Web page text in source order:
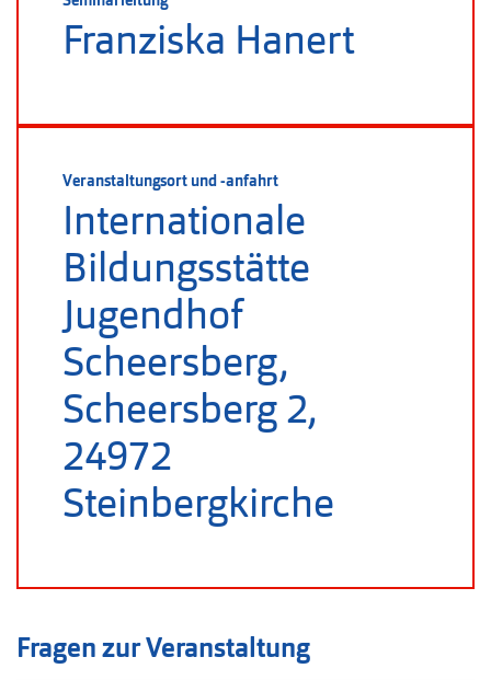
Franziska Hanert
Veranstaltungsort und -anfahrt
Internationale
Bildungsstätte
Jugendhof
Scheersberg,
Scheersberg 2,
24972
Steinbergkirche
Fragen zur Veranstaltung